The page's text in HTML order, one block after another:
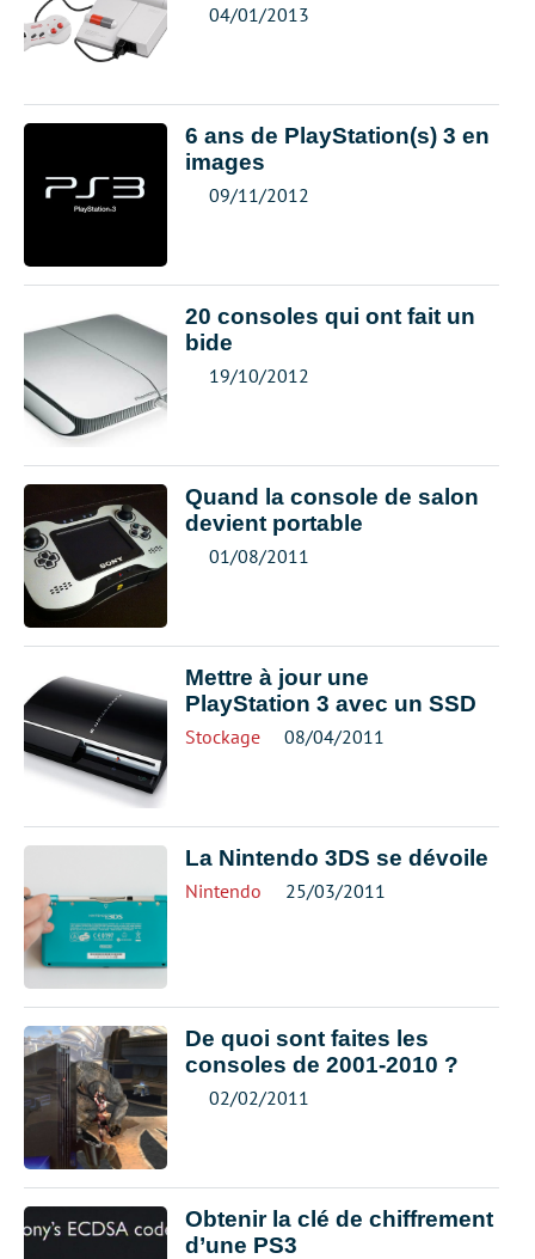
04/01/2013
6 ans de PlayStation(s) 3 en
images
09/11/2012
20 consoles qui ont fait un
bide
19/10/2012
Quand la console de salon
devient portable
01/08/2011
Mettre à jour une
PlayStation 3 avec un SSD
Stockage 08/04/2011
La Nintendo 3DS se dévoile
Nintendo 25/03/2011
De quoi sont faites les
consoles de 2001-2010 ?
02/02/2011
Obtenir la clé de chiffrement
d’une PS3